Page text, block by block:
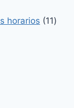
horarios 1111